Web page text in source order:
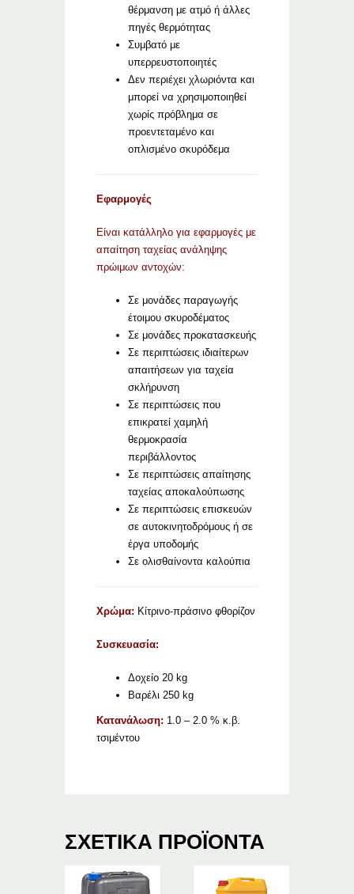
θέρμανση με ατμό ή άλλες
πηγές θερμότητας
Συμβατό με
υπερρευστοποιητές
Δεν περιέχει χλωριόντα και
μπορεί να χρησιμοποιηθεί
χωρίς πρόβλημα σε
προεντεταμένο και
οπλισμένο σκυρόδεμα
Εφαρμογές
Είναι κατάλληλο για εφαρμογές με
απαίτηση ταχείας ανάληψης
πρώιμων αντοχών:
Σε μονάδες παραγωγής
έτοιμου σκυροδέματος
Σε μονάδες προκατασκευής
Σε περιπτώσεις ιδιαίτερων
απαιτήσεων για ταχεία
σκλήρυνση
Σε περιπτώσεις που
επικρατεί χαμηλή
θερμοκρασία
περιβάλλοντος
Σε περιπτώσεις απαίτησης
ταχείας αποκαλούπωσης
Σε περιπτώσεις επισκευών
σε αυτοκινητοδρόμους ή σε
έργα υποδομής
Σε ολισθαίνοντα καλούπια
Χρώμα: Κίτρινο-πράσινο φθορίζον
Συσκευασία:
Δοχείο 20 kg
Βαρέλι 250 kg
Κατανάλωση: 1.0 – 2.0 % κ.β.
τσιμέντου
ΣΧΕΤΙΚΆ ΠΡΟΪΌΝΤΑ